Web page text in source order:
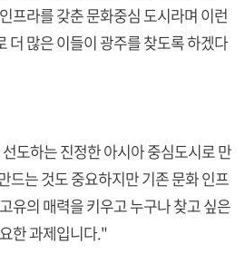
프라를 갖춘 문화중심 도시라며 이런
더 많은 이들이 광주를 찾도록 하겠다
도하는 진정한 아시아 중심도시로 만
드는 것도 중요하지만 기존 문화 인프
유의 매력을 키우고 누구나 찾고 싶은
한 과제입니다."